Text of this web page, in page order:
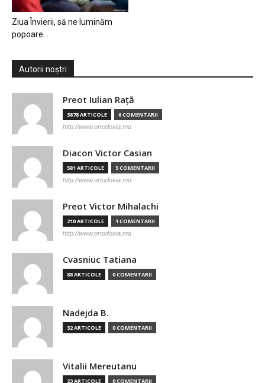
Ziua Învierii, să ne luminăm
popoare…
Autorii noștri
Preot Iulian Raţă
3878 ARTICOLE 6 COMENTARII
http://www.ortodoxia.md
Diacon Victor Casian
581 ARTICOLE 5 COMENTARII
http://www.ortodoxia.md
Preot Victor Mihalachi
210 ARTICOLE 1 COMENTARII
http://www.ortodoxia.md
Cvasniuc Tatiana
88 ARTICOLE 0 COMENTARII
Nadejda B.
32 ARTICOLE 0 COMENTARII
Vitalii Mereutanu
23 ARTICOLE 0 COMENTARII